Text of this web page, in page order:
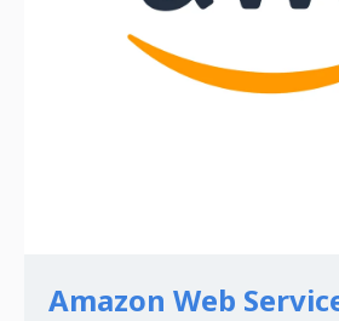
Amazon Web